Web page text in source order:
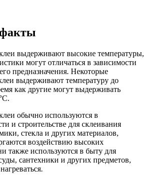
выдерживают высокие температуры,
могут отличаться в зависимости
предназначения. Некоторые
выдерживают температуру до
как другие могут выдерживать
обычно используются в
и строительстве для склеивания
стекла и других материалов,
воздействию высоких
также используются в быту для
сантехники и других предметов,